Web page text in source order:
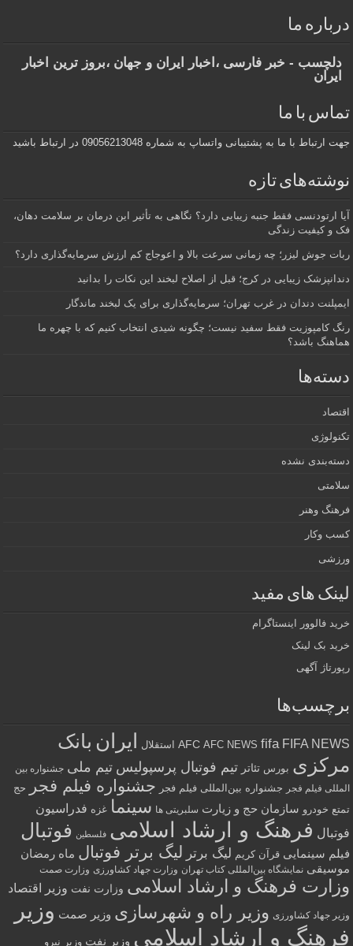
درباره ما
دلچسب - خبر فارسی ،اخبار ایران و جهان ،بروز ترین اخبار
ایران
تماس با ما
جهت ارتباط با ما به پشتیبانی واتساپ به شماره 09056213048 در ارتباط باشید
نوشته‌های تازه
آیا ارتودنسی فقط جنبه زیبایی دارد؟ نگاهی به تأثیر این درمان بر سلامت دهان،
فک و کیفیت زندگی
ربات جوش لیزر؛ چه زمانی سرعت بالا و اعوجاج کم ارزش سرمایه‌گذاری دارد؟
دندانپزشک زیبایی در کرج؛ قبل از اصلاح لبخند این نکات را بدانید
ایمپلنت دندان در غرب تهران؛ سرمایه‌گذاری برای یک لبخند ماندگار
رنگ کامپوزیت فقط سفید نیست؛ چگونه شیدی انتخاب کنیم که با چهره ما
هماهنگ باشد؟
دسته‌ها
اقتصاد
تکنولوژی
دسته‌بندی نشده
سلامتی
فرهنگ وهنر
کسب وکار
ورزشی
لینک های مفید
خرید فالوور اینستاگرام
خرید بک لینک
رپورتاژ آگهی
برچسب‌ها
AFC AFC NEWS fifa FIFA NEWS استقلال ایران بانک
مرکزی بورس تئاتر تیم فوتبال پرسپولیس تیم ملی جشنواره بین
المللی فیلم فجر
جشنواره بین‌المللی فیلم فجر جشنواره فیلم فجر
حج
تمتع خودرو سازمان حج و زیارت سلبریتی ها سینما غزه فدراسیون
فوتبال فرهنگ و ارشاد اسلامی فلسطین فوتبال
فیلم سینمایی قرآن کریم لیگ برتر لیگ برتر فوتبال ماه رمضان
موسیقی نمایشگاه بین‌المللی کتاب تهران وزارت جهاد کشاورزی وزارت صمت
وزارت فرهنگ و ارشاد اسلامی وزارت نفت وزیر اقتصاد
وزیر جهاد کشاورزی وزیر راه و شهرسازی وزیر صمت وزیر
فرهنگ و ارشاد اسلامی وزیر نفت وزیر نیرو